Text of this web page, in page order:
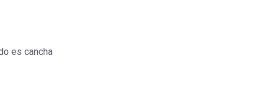
es cancha